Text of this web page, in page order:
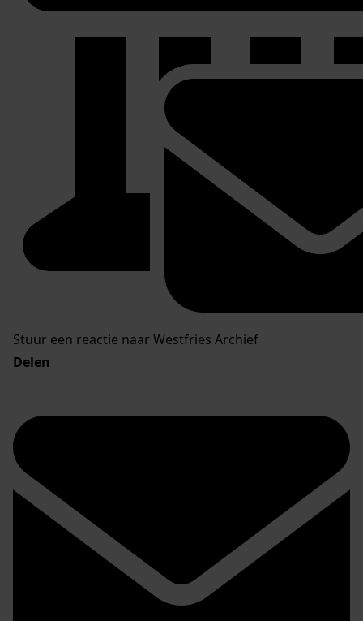
Stuur een reactie naar Westfries Archief
Delen